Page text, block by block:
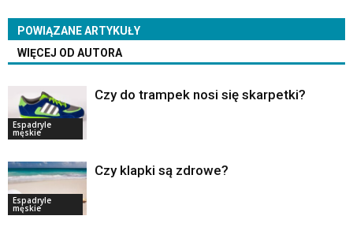
POWIĄZANE ARTYKUŁY
WIĘCEJ OD AUTORA
Espadryle
męskie
Czy do trampek nosi się skarpetki?
Espadryle
męskie
Czy klapki są zdrowe?